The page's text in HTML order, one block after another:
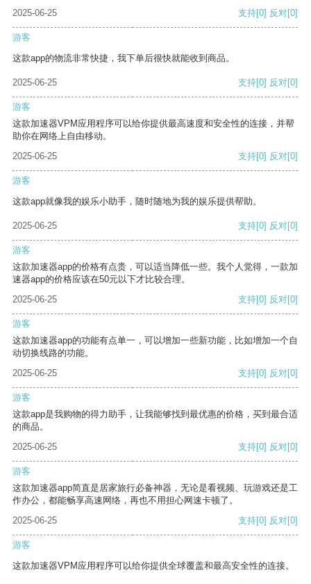
2025-06-25 支持[0] 反对[0]
游客
这款app的物流非常快捷，我下单后很快就能收到商品。
2025-06-25 支持[0] 反对[0]
游客
这款加速器VPM应用程序可以给你提供最高速度和安全性的连接，并帮
助你在网络上自由移动。
2025-06-25
支持[0] 反对[0]
游客
这款app就像我的娱乐小助手，随时随地为我的娱乐提供帮助。
2025-06-25 支持[0] 反对[0]
游客
这款加速器app的价格有点贵，可以适当降低一些。我个人觉得，一款加
速器app的价格应该在50元以下才比较合理。
2025-06-25
支持[0] 反对[0]
游客
这款加速器app的功能有点单一，可以增加一些新功能，比如增加一个自
动切换线路的功能。
2025-06-25
支持[0] 反对[0]
游客
这款app是我购物的得力助手，让我能够找到最优惠的价格，买到最合适
的商品。
2025-06-25
支持[0] 反对[0]
游客
这款加速器app简直是居家旅行必备神器，无论是看视频、玩游戏还是工
作办公，都能畅享高速网络，再也不用担心网速卡顿了。
2025-06-25
支持[0] 反对[0]
游客
这款加速器VPM应用程序可以给你提供全球覆盖和最高安全性的连接。